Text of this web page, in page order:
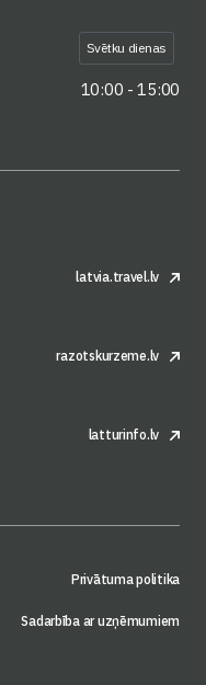
Svētku dienas
10:00 - 15:00
latvia.travel.lv
razotskurzeme.lv
latturinfo.lv
Privātuma politika
Sadarbība ar uzņēmumiem